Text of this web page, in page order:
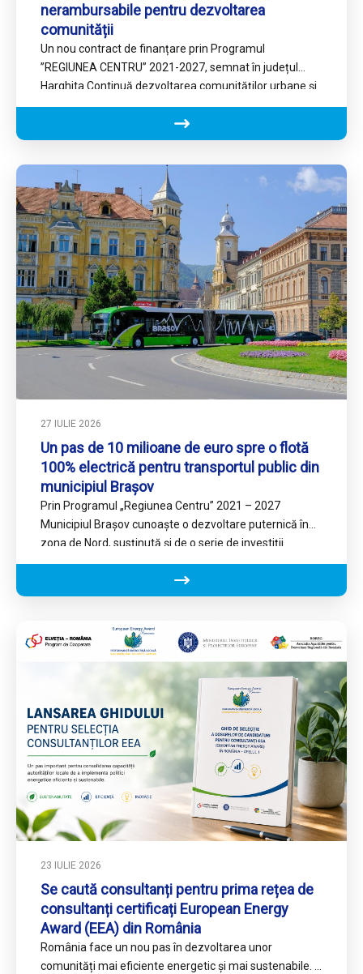
nerambursabile pentru dezvoltarea
comunității
Un nou contract de finanțare prin Programul
”REGIUNEA CENTRU” 2021-2027, semnat în județul
Harghita Continuă dezvoltarea comunităților urbane și
rurale din Regiunea Centru, prin fondurile…
27 IULIE 2026
Un pas de 10 milioane de euro spre o flotă
100% electrică pentru transportul public din
municipiul Brașov
Prin Programul „Regiunea Centru” 2021 – 2027
Municipiul Brașov cunoaște o dezvoltare puternică în
zona de Nord, susținută și de o serie de investiții
publice…
23 IULIE 2026
Se caută consultanți pentru prima rețea de
consultanți certificați European Energy
Award (EEA) din România
România face un nou pas în dezvoltarea unor
comunități mai eficiente energetic și mai sustenabile. A